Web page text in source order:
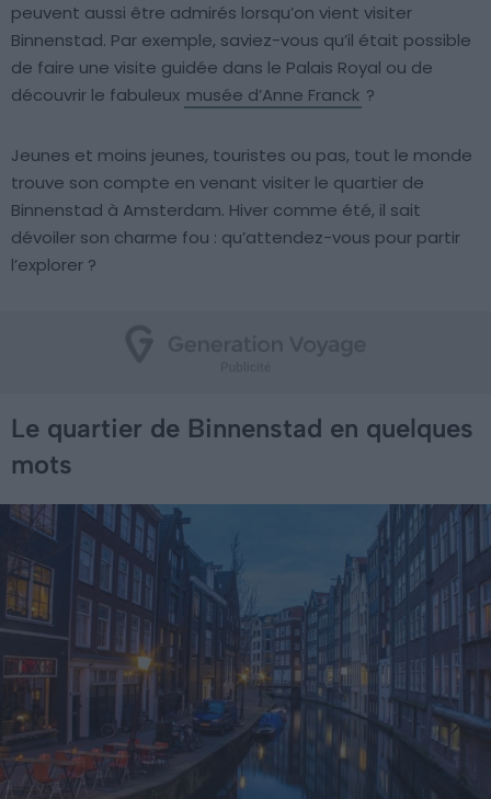
peuvent aussi être admirés lorsqu’on vient visiter
Binnenstad. Par exemple, saviez-vous qu’il était possible
de faire une visite guidée dans le Palais Royal ou de
découvrir le fabuleux musée d’Anne Franck ?
Jeunes et moins jeunes, touristes ou pas, tout le monde
trouve son compte en venant visiter le quartier de
Binnenstad à Amsterdam. Hiver comme été, il sait
dévoiler son charme fou : qu’attendez-vous pour partir
l’explorer ?
Le quartier de Binnenstad en quelques
mots